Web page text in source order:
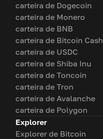
carteira de Dogecoin
carteira de Monero
carteira de BNB
carteira de Bitcoin Cash
carteira de USDC
carteira de Shiba Inu
carteira de Toncoin
carteira de Tron
carteira de Avalanche
carteira de Polygon
Explorer
Explorer de Bitcoin